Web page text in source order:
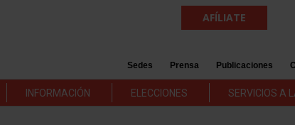
AFÍLIATE
Sedes Prensa Publicaciones
INFORMACIÓN ELECCIONES SERVICIOS A